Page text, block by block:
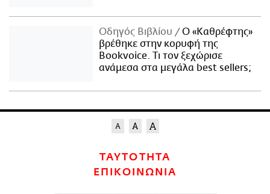
Οδηγός Βιβλίου
Ο «Καθρέφτης»
βρέθηκε στην κορυφή της
Bookvoice. Τι τον ξεχώρισε
ανάμεσα στα μεγάλα best sellers;
ΤΑΥΤΟΤΗΤΑ
ΕΠΙΚΟΙΝΩΝΙΑ